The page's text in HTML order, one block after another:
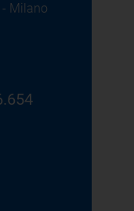
- Milano